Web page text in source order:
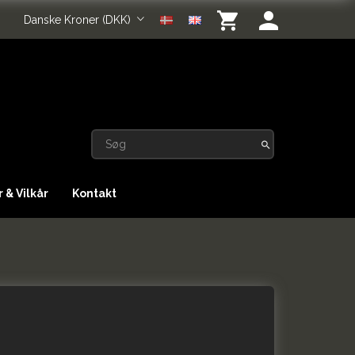
Danske Kroner (DKK)
& Vilkår Kontakt